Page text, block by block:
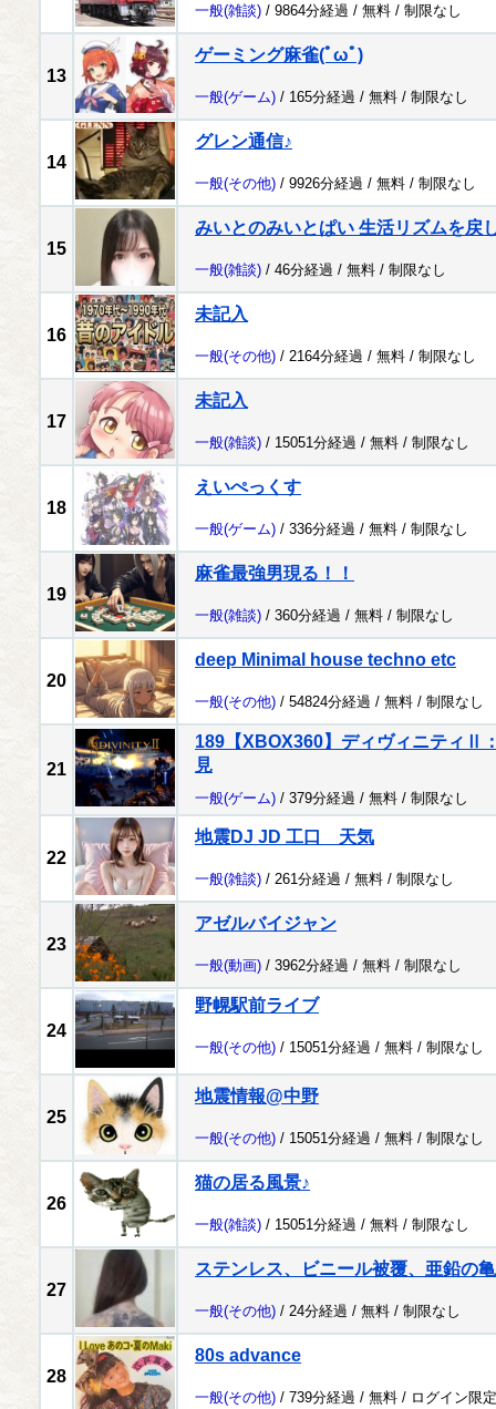
一般(雑談) / 9864分経過 / 無料 / 制限なし
13
ゲーミング麻雀(ﾟωﾟ)
一般(ゲーム) / 165分経過 / 無料 / 制限なし
14
グレン通信♪
一般(その他) / 9926分経過 / 無料 / 制限なし
15
みいとのみいとぱい 生活リズムを戻
一般(雑談) / 46分経過 / 無料 / 制限なし
16
未記入
一般(その他) / 2164分経過 / 無料 / 制限なし
17
未記入
一般(雑談) / 15051分経過 / 無料 / 制限なし
18
えいぺっくす
一般(ゲーム) / 336分経過 / 無料 / 制限なし
19
麻雀最強男現る！！
一般(雑談) / 360分経過 / 無料 / 制限なし
20
deep Minimal house techno etc
一般(その他) / 54824分経過 / 無料 / 制限なし
21
189【XBOX360】ディヴィニティⅡ
見
一般(ゲーム) / 379分経過 / 無料 / 制限なし
22
地震DJ JD 工口 天気
一般(雑談) / 261分経過 / 無料 / 制限なし
23
アゼルバイジャン
一般(動画) / 3962分経過 / 無料 / 制限なし
24
野幌駅前ライブ
一般(その他) / 15051分経過 / 無料 / 制限なし
25
地震情報@中野
一般(その他) / 15051分経過 / 無料 / 制限なし
26
猫の居る風景♪
一般(雑談) / 15051分経過 / 無料 / 制限なし
27
ステンレス、ビニール被覆、亜鉛の
一般(その他) / 24分経過 / 無料 / 制限なし
28
80s advance
一般(その他) / 739分経過 / 無料 / ログイン限定